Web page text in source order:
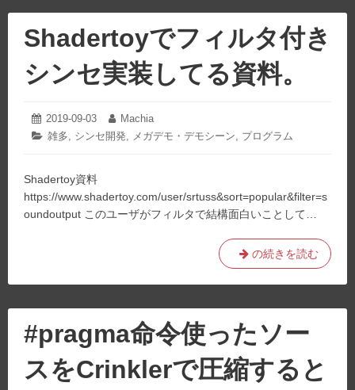
料。
Shadertoyでフィルタ付き
シンセ実装してる資料。
投
稿
2019-09-03 2021-
02-
03
投
稿
Machia
カ
リ
ー:
雑多, シンセ開発, メガデモ・デモシーン, プログラム
Shadertoy資料
https://www.shadertoy.com/user/srtuss&sort=popular&filter=s
oundoutput このユーザがフィルタで結構面白いことして…
Shadertoy
で
フ
ィ
ル
タ
付
き
の続きを読む
#pragma命令使ったソー
スをCrinklerで圧縮すると